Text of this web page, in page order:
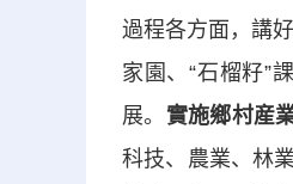
過程各方面，講
家園、“石榴籽”
展。 實施鄉村産
科技、農業、林